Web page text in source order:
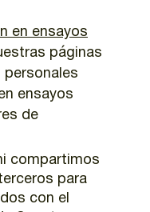
en ensayos
páginas
ensayos
de
compartimos
para
con el